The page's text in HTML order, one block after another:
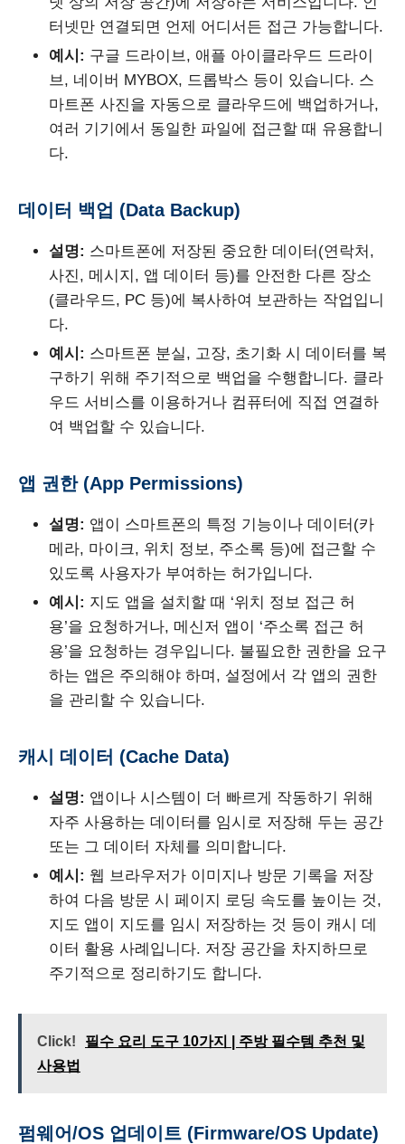
터넷만 연결되면 언제 어디서든 접근 가능합니다.
예시: 구글 드라이브, 애플 아이클라우드 드라이
브, 네이버 MYBOX, 드롭박스 등이 있습니다. 스
마트폰 사진을 자동으로 클라우드에 백업하거나,
여러 기기에서 동일한 파일에 접근할 때 유용합니
다.
데이터 백업 (Data Backup)
설명: 스마트폰에 저장된 중요한 데이터(연락처,
사진, 메시지, 앱 데이터 등)를 안전한 다른 장소
(클라우드, PC 등)에 복사하여 보관하는 작업입니
다.
예시: 스마트폰 분실, 고장, 초기화 시 데이터를 복
구하기 위해 주기적으로 백업을 수행합니다. 클라
우드 서비스를 이용하거나 컴퓨터에 직접 연결하
여 백업할 수 있습니다.
앱 권한 (App Permissions)
설명: 앱이 스마트폰의 특정 기능이나 데이터(카
메라, 마이크, 위치 정보, 주소록 등)에 접근할 수
있도록 사용자가 부여하는 허가입니다.
예시: 지도 앱을 설치할 때 ‘위치 정보 접근 허
용’을 요청하거나, 메신저 앱이 ‘주소록 접근 허
용’을 요청하는 경우입니다. 불필요한 권한을 요구
하는 앱은 주의해야 하며, 설정에서 각 앱의 권한
을 관리할 수 있습니다.
캐시 데이터 (Cache Data)
설명: 앱이나 시스템이 더 빠르게 작동하기 위해
자주 사용하는 데이터를 임시로 저장해 두는 공간
또는 그 데이터 자체를 의미합니다.
예시: 웹 브라우저가 이미지나 방문 기록을 저장
하여 다음 방문 시 페이지 로딩 속도를 높이는 것,
지도 앱이 지도를 임시 저장하는 것 등이 캐시 데
이터 활용 사례입니다. 저장 공간을 차지하므로
주기적으로 정리하기도 합니다.
Click!
필수 요리 도구 10가지 | 주방 필수템 추천 및
사용법
펌웨어/OS 업데이트 (Firmware/OS Update)